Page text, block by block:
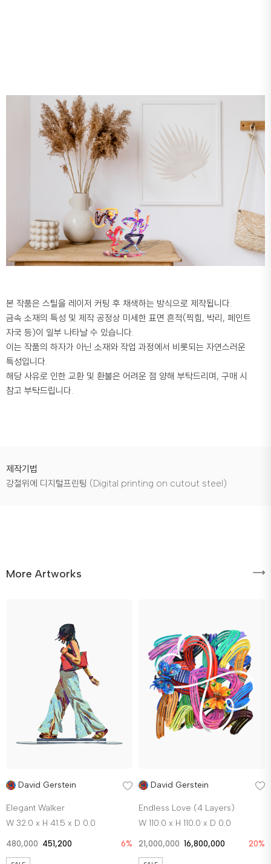
본 작품은 스틸을 레이저 커팅 후 채색하는 방식으로 제작됩니다.
금속 소재의 특성 및 제작 공정상 미세한 표면 흔적(찍힘, 박리, 페인트
자국 등)이 일부 나타날 수 있습니다.
이는 작품의 하자가 아닌 소재와 작업 과정에서 비롯되는 자연스러운
특성입니다.
해당 사유로 인한 교환 및 환불은 어려운 점 양해 부탁드리며, 구매 시
참고 부탁드립니다.
제작기법
강철위에 디지털프린팅 (Digital printing on cutout steel)
More Artworks
David Gerstein
Elegant Walker
W 32.0 x H 41.5 x D 0.0
480,000 451,200 6%
David Gerstein
Endless Love (4 Layers)
W 110.0 x H 110.0 x D 0.0
21,000,000 16,800,000 20%